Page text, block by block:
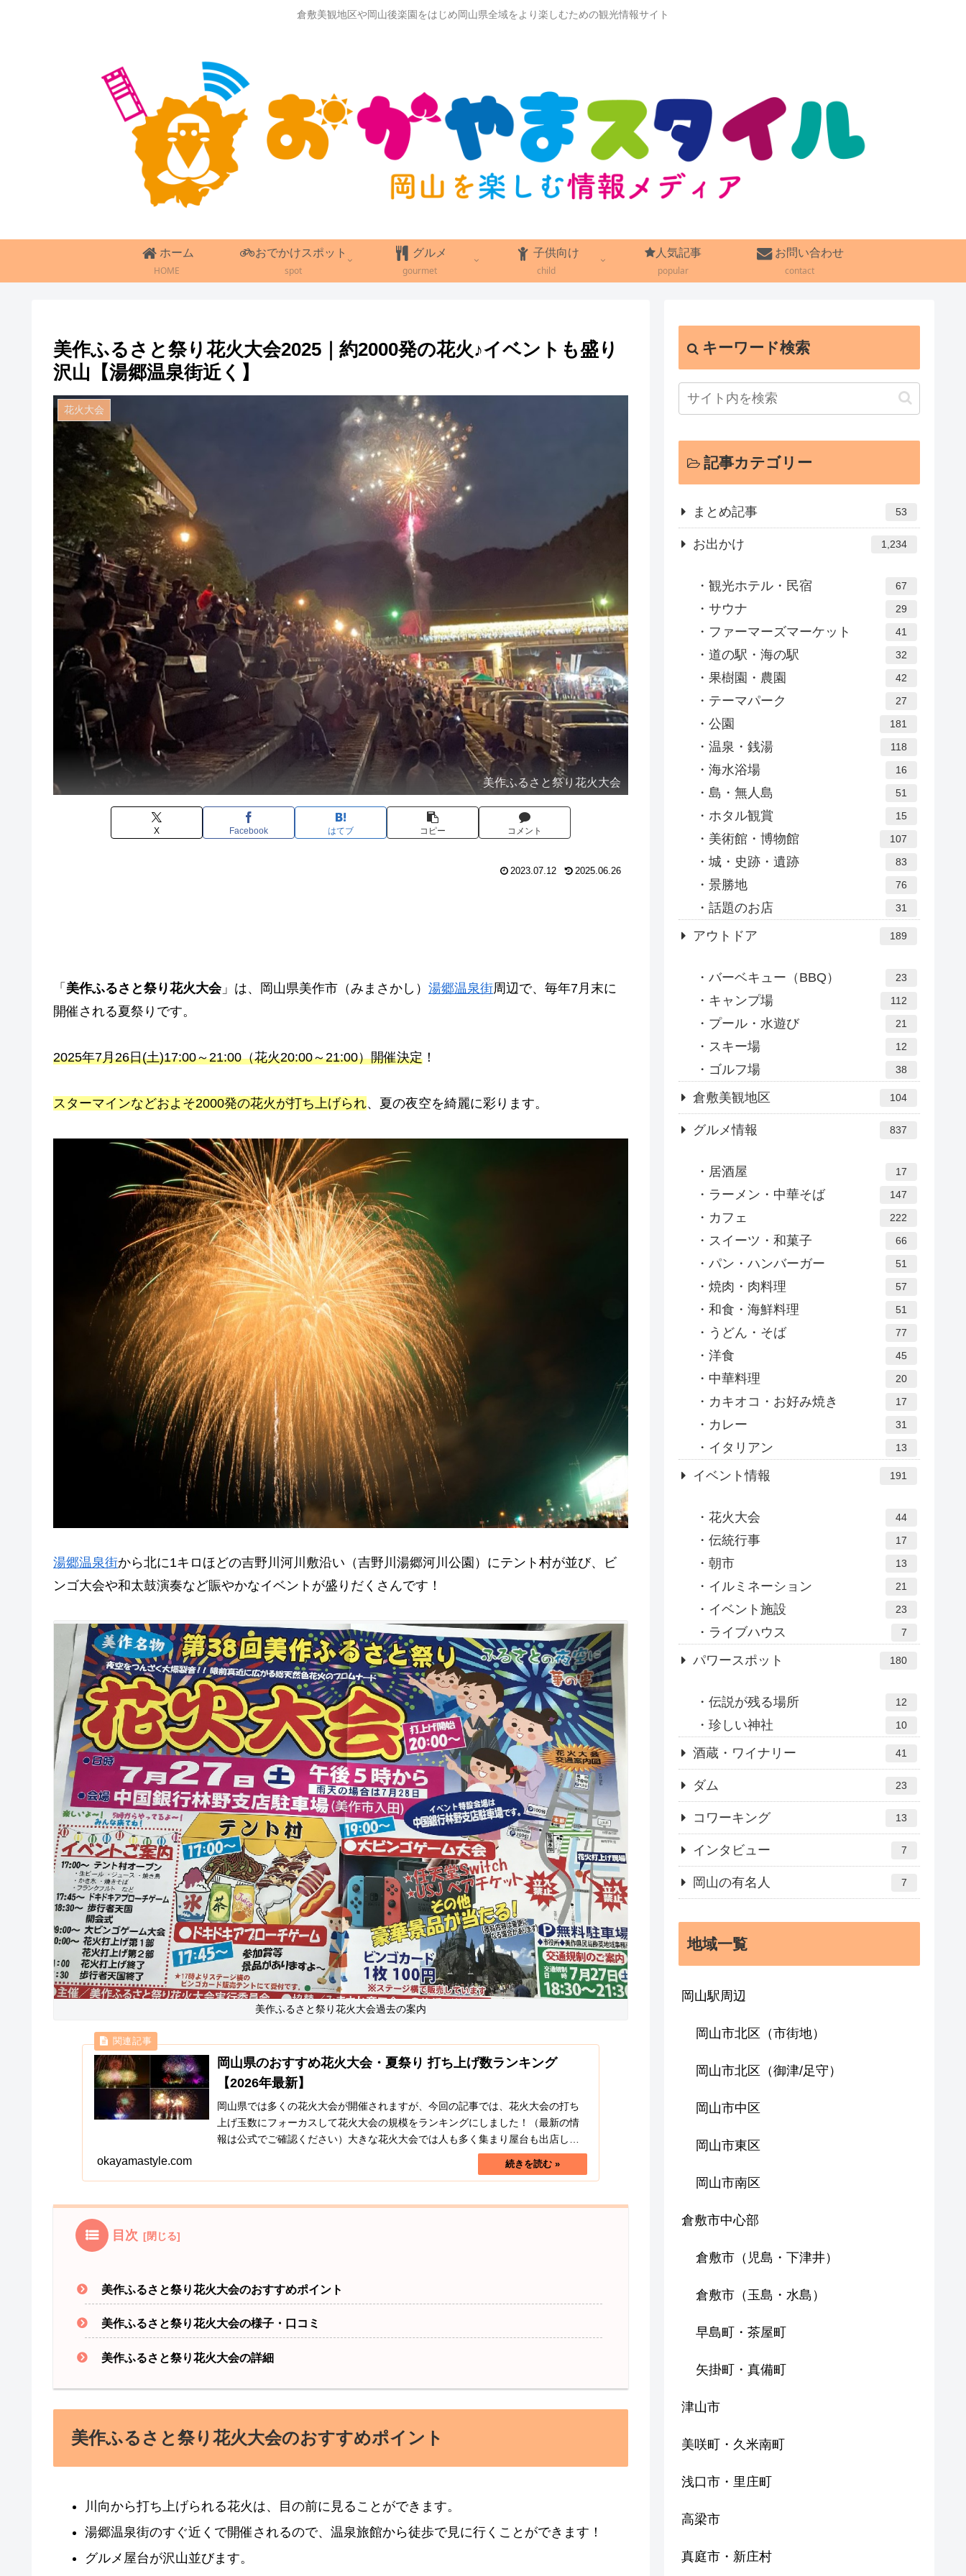
倉敷美観地区や岡山後楽園をはじめ岡山県全域をより楽しむための観光情報サイト
ホーム
HOME
おでかけスポット
spot
グルメ
gourmet
子供向け
child
人気記事
popular
お問い合わせ
contact
美作ふるさと祭り花火大会2025｜約2000発の花火♪イベントも盛り
沢山【湯郷温泉街近く】
花火大会
美作ふるさと祭り花火大会
X Facebook はてブ コピー コメント
2023.07.12 2025.06.26
「 美作ふるさと祭り花火大会」は、岡山県美作市（みまさかし） 湯郷温泉街周辺で、毎年7月末に
開催される夏祭りです。
2025年7月26日(土)17:00～21:00（花火20:00～21:00）開催決定 ！
スターマインなどおよそ2000発の花火が打ち上げられ、夏の夜空を綺麗に彩ります。
湯郷温泉街から北に1キロほどの吉野川河川敷沿い（吉野川湯郷河川公園）にテント村が並び、ビ
ンゴ大会や和太鼓演奏など賑やかなイベントが盛りだくさんです！
美作ふるさと祭り花火大会過去の案内
岡山県のおすすめ花火大会・夏祭り 打ち上げ数ランキング
【2026年最新】
岡山県では多くの花火大会が開催されますが、今回の記事では、花火大会の打ち
上げ玉数にフォーカスして花火大会の規模をランキングにしました！（最新の情
報は公式でご確認ください）大きな花火大会では人も多く集まり屋台も出店し賑
okayamastyle.com
目次
美作ふるさと祭り花火大会のおすすめポイント
美作ふるさと祭り花火大会の様子・口コミ
美作ふるさと祭り花火大会の詳細
美作ふるさと祭り花火大会のおすすめポイント
川向から打ち上げられる花火は、目の前に見ることができます。
湯郷温泉街のすぐ近くで開催されるので、温泉旅館から徒歩で見に行くことができます！
グルメ屋台が沢山並びます。
キーワード検索
記事カテゴリー
まとめ記事 53
お出かけ 1,234
観光ホテル・民宿 67
サウナ 29
ファーマーズマーケット 41
道の駅・海の駅 32
果樹園・農園 42
テーマパーク 27
公園 181
温泉・銭湯 118
海水浴場 16
島・無人島 51
ホタル観賞 15
美術館・博物館 107
城・史跡・遺跡 83
景勝地 76
話題のお店 31
アウトドア 189
バーベキュー（BBQ） 23
キャンプ場 112
プール・水遊び 21
スキー場 12
ゴルフ場 38
倉敷美観地区 104
グルメ情報 837
居酒屋 17
ラーメン・中華そば 147
カフェ 222
スイーツ・和菓子 66
パン・ハンバーガー 51
焼肉・肉料理 57
和食・海鮮料理 51
うどん・そば 77
洋食 45
中華料理 20
カキオコ・お好み焼き 17
カレー 31
イタリアン 13
イベント情報 191
花火大会 44
伝統行事 17
朝市 13
イルミネーション 21
イベント施設 23
ライブハウス 7
パワースポット 180
伝説が残る場所 12
珍しい神社 10
酒蔵・ワイナリー 41
ダム 23
コワーキング 13
インタビュー 7
岡山の有名人 7
地域一覧
岡山駅周辺
岡山市北区（市街地）
岡山市北区（御津/足守）
岡山市中区
岡山市東区
岡山市南区
倉敷市中心部
倉敷市（児島・下津井）
倉敷市（玉島・水島）
早島町・茶屋町
矢掛町・真備町
津山市
美咲町・久米南町
浅口市・里庄町
高梁市
真庭市・新庄村